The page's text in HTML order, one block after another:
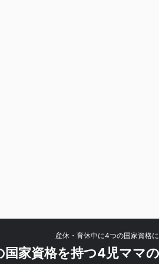
産休・育休中に4つの国家資格に
国家資格を持つ4児ママ